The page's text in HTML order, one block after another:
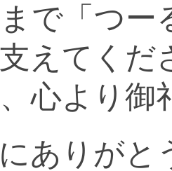
で「つー
えてく
心より御
ありがと